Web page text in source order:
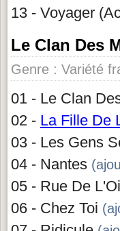
13 - Voyager
Le Clan Des
Genre : Variété
01 - Le Clan
02 - La Fille De
03 - Les Gens
04 - Nantes
05 - Rue De
06 - Chez Toi